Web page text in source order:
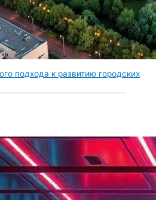
подхода к развитию городских